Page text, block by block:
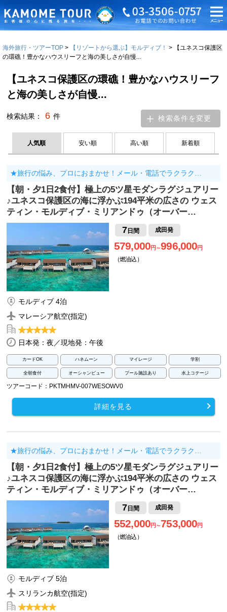
海外旅行・ツアーTOP 【リゾートから選ぶ】モルディブ！
【ユネスコ保護区
の環礁！豊かなハウスリーフと海の美しさが自慢...
【ユネスコ保護区の環礁！豊かなハウスリーフ
と海の美しさが自慢...
検索結果： 6 件 検索条件を変更
人気順 安い順 高い順 新着順
★旅行の悩み、プロにおまかせ！メール・電話でラクラク…
【朝・夕1日2食付】極上の5ツ星モダンラグジュアリー
♪ユネスコ保護区の海に浮かぶ194平米の広さの ウェス
ティン・モルディブ・ミリアンドゥ（オーバー…
7 日間 成田発
579,000円～996,000円
（燃油込）
モルディブ 4泊
マレーシア航空(指定)
日本発：夜／現地発：午後
カードOK ハネムーン マイレージ 学割
全朝食付 オーシャンビュー プール施設あり 水上コテージ
ツアーコード：PKTMHMV-007WESOWV0
詳細を見る
★旅行の悩み、プロにおまかせ！メール・電話でラクラク…
【朝・夕1日2食付】極上の5ツ星モダンラグジュアリー
♪ユネスコ保護区の海に浮かぶ194平米の広さの ウェス
ティン・モルディブ・ミリアンドゥ（オーバー…
7 日間 成田発
552,000円～753,000円
（燃油込）
モルディブ 5泊
スリランカ航空(指定)